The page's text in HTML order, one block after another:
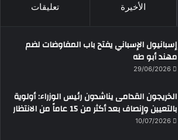
الأخيرة تعليقات
إسبانيول الإسباني يفتح باب المفاوضات لضم
مهند أبو طه
29/06/2026
الخريجون القدامى يناشدون رئيس الوزراء: أولوية
بالتعيين وإنصاف بعد أكثر من 15 عاماً من الانتظار
10/07/2026